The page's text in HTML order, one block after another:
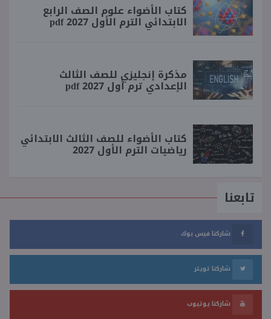
كتاب الأضواء علوم الصف الرابع
الابتدائي الترم الأول 2027 pdf
مذكرة إنجليزي للصف الثالث
الإعدادي ترم أول 2027 pdf
كتاب الأضواء للصف الثالث الابتدائي
رياضيات الترم الأول 2027
تابعنا
شاركنا فيس بوك
شاركنا تويتر
شاركنا يوتيوب